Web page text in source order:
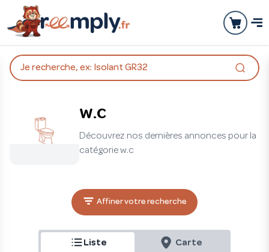
Je recherche, ex: Isolant GR32
W.C
Découvrez nos dernières annonces pour la
catégorie w.c
Affiner votre recherche
Liste Carte